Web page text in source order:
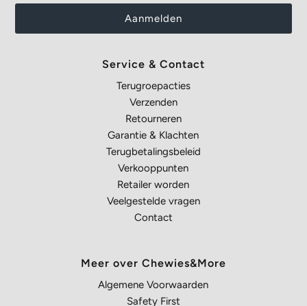
Service & Contact
Terugroepacties
Verzenden
Retourneren
Garantie & Klachten
Terugbetalingsbeleid
Verkooppunten
Retailer worden
Veelgestelde vragen
Contact
Meer over Chewies&More
Algemene Voorwaarden
Safety First